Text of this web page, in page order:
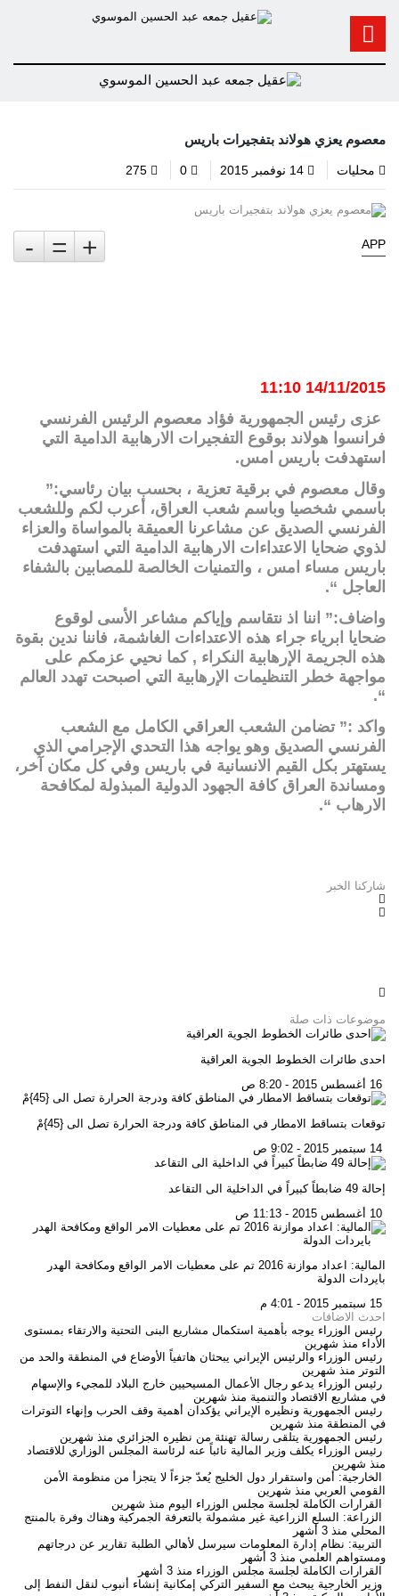
معصوم يعزي هولاند بتفجيرات باريس
محليات
APP
+
=
-
14/11/2015 11:10
عزى رئيس الجمهورية فؤاد معصوم الرئيس الفرنسي
فرانسوا هولاند بوقوع التفجيرات الارهابية الدامية التي
استهدفت باريس امس.
وقال معصوم في برقية تعزية ، بحسب بيان رئاسي:”
باسمي شخصيا وباسم شعب العراق، أعرب لكم وللشعب
الفرنسي الصديق عن مشاعرنا العميقة بالمواساة والعزاء
لذوي ضحايا الاعتداءات الارهابية الدامية التي استهدفت
باريس مساء امس ، والتمنيات الخالصة للمصابين بالشفاء
العاجل “.
واضاف:” اننا اذ نتقاسم وإياكم مشاعر الأسى لوقوع
ضحايا ابرياء جراء هذه الاعتداءات الغاشمة، فاننا ندين بقوة
هذه الجريمة الإرهابية النكراء , كما نحيي عزمكم على
مواجهة خطر التنظيمات الإرهابية التي اصبحت تهدد العالم
“.
واكد :” تضامن الشعب العراقي الكامل مع الشعب
الفرنسي الصديق وهو يواجه هذا التحدي الإجرامي الذي
يستهتر بكل القيم الانسانية في باريس وفي كل مكان آخر،
ومساندة العراق كافة الجهود الدولية المبذولة لمكافحة
الارهاب “.
شاركنا الخبر
موضوعات ذات صلة
احدى طائرات الخطوط الجوية العراقية
توقعات بتساقط الامطار في المناطق كافة ودرجة الحرارة تصل الى {45}مْ
إحالة 49 ضابطاً كبيراً في الداخلية الى التقاعد
المالية: اعداد موازنة 2016 تم على معطيات الامر الواقع ومكافحة الهدر
بايردات الدولة
احدث الاضافات
رئيس الوزراء يوجه بأهمية استكمال مشاريع البنى التحتية والارتقاء بمستوى
الأداء منذ شهرين
رئيس الوزراء والرئيس الإيراني يبحثان هاتفياً الأوضاع في المنطقة والحد من
التوتر منذ شهرين
رئيس الوزراء يدعو رجال الأعمال المسيحيين خارج البلاد للمجيء والإسهام
في مشاريع الاقتصاد والتنمية منذ شهرين
رئيس الجمهورية ونظيره الإيراني يؤكدان أهمية وقف الحرب وإنهاء التوترات
في المنطقة منذ شهرين
رئيس الجمهورية يتلقى رسالة تهنئة من نظيره الجزائري منذ شهرين
رئيس الوزراء يكلف وزير المالية نائباً عنه لرئاسة المجلس الوزاري للاقتصاد
منذ شهرين
الخارجية: أمن واستقرار دول الخليج يُعدّ جزءاً لا يتجزأ من منظومة الأمن
القومي العربي منذ شهرين
القرارات الكاملة لجلسة مجلس الوزراء اليوم منذ شهرين
الزراعة: السلع الزراعية غير مشمولة بالتعرفة الجمركية وهناك وفرة بالمنتج
المحلي منذ 3 أشهر
التربية: نظام إدارة المعلومات سيرسل لأهالي الطلبة تقارير عن درجاتهم
ومستواهم العلمي منذ 3 أشهر
القرارات الكاملة لجلسة مجلس الوزراء منذ 3 أشهر
وزير الخارجية يبحث مع السفير التركي إمكانية إنشاء أنبوب لنقل النفط إلى